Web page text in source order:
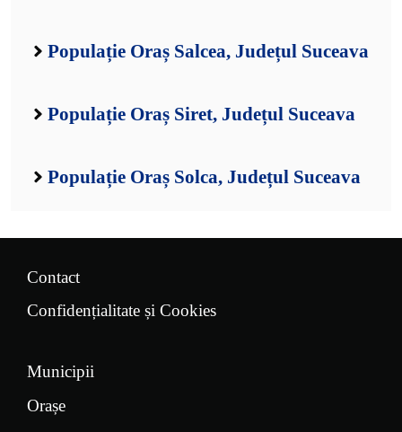
Populație Oraș Salcea, Județul Suceava
Populație Oraș Siret, Județul Suceava
Populație Oraș Solca, Județul Suceava
Contact
Confidențialitate și Cookies
Municipii
Orașe